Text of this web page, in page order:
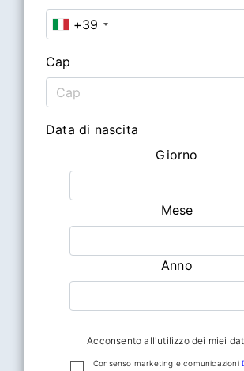
+39
Cap
Data di nascita
Giorno
Mese
Anno
Acconsento all'utilizzo dei miei
Consenso marketing e comunicazioni